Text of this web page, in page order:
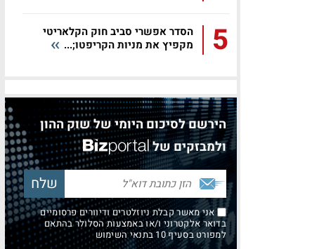
5
הסדר אפשרי סביב חוק הקלאריטי
מקפיץ את מניות הקריפטו;...
הירשם לסיכום היומי של שוק ההון
ולמבזקים של
אני מאשר קבלת ניוזלטרים ודיוורים פרסומיים
בדואר אלקטרוני ו/או באמצעות הסלולר בהתאם
למפורט בסעיף 10 בתנאי השימוש